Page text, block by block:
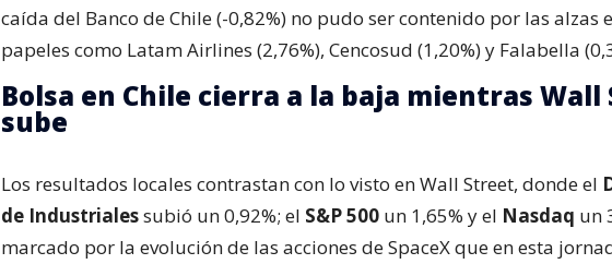
caída del Banco de Chile (-0,82%) no pudo ser contenido por las alzas
papeles como Latam Airlines (2,76%), Cencosud (1,20%) y Falabella
Bolsa en Chile cierra a la baja mientras
sube
Los resultados locales contrastan con lo visto en Wall Street, donde el
de Industrialessubió un 0,92%; el S&P 500 un 1,65% y el Nasdaq un
marcado por la evolución de las acciones de SpaceX que en esta